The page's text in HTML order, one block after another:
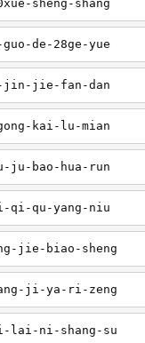
sheng-shang
de-28ge-yue
jin-jie-fan-dan
kai-lu-mian
ju-bao-hua-run
qi-qu-yang-niu
jie-biao-sheng
ji-ya-ri-zeng
lai-ni-shang-su